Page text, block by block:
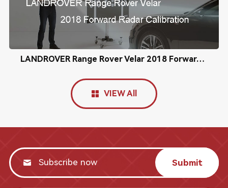
LANDROVER Range Rover Velar 2018 Forward Radar Calibration
VIEW All
Submit